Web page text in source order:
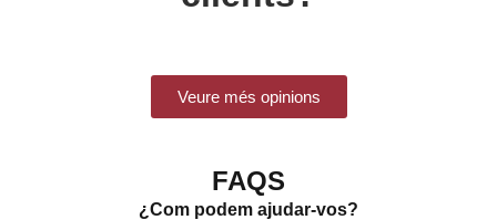
Veure més opinions
FAQS
¿Com podem ajudar-vos?